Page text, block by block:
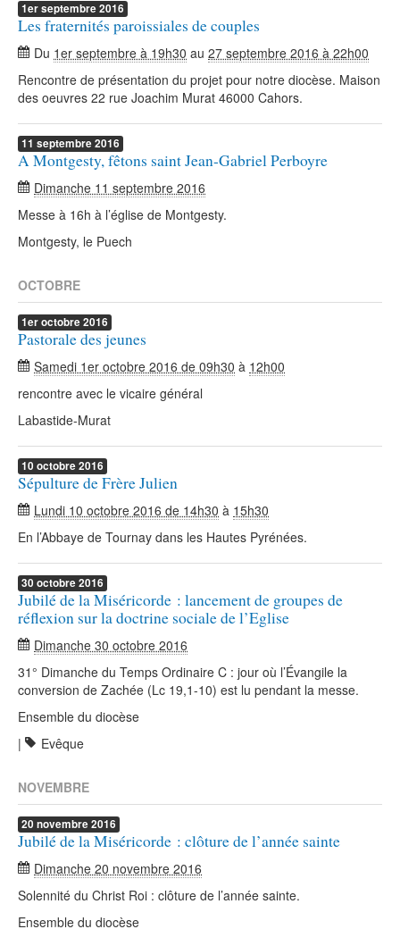
1erseptembre2016
Les fraternités paroissiales de couples
Du 1er septembre à 19h30 au 27 septembre 2016 à 22h00
Rencontre de présentation du projet pour notre diocèse. Maison
des oeuvres 22 rue Joachim Murat 46000 Cahors.
11 septembre2016
A Montgesty, fêtons saint Jean-Gabriel Perboyre
Dimanche 11 septembre 2016
Messe à 16h à l’église de Montgesty.
Montgesty, le Puech
OCTOBRE
1eroctobre2016
Pastorale des jeunes
Samedi 1er octobre 2016 de 09h30 à 12h00
rencontre avec le vicaire général
Labastide-Murat
10 octobre2016
Sépulture de Frère Julien
Lundi 10 octobre 2016 de 14h30 à 15h30
En l’Abbaye de Tournay dans les Hautes Pyrénées.
30 octobre2016
Jubilé de la Miséricorde : lancement de groupes de
réflexion sur la doctrine sociale de l’Eglise
Dimanche 30 octobre 2016
31° Dimanche du Temps Ordinaire C : jour où l’Évangile la
conversion de Zachée (Lc 19,1-10) est lu pendant la messe.
Ensemble du diocèse
|
Evêque
NOVEMBRE
20 novembre2016
Jubilé de la Miséricorde : clôture de l’année sainte
Dimanche 20 novembre 2016
Solennité du Christ Roi : clôture de l’année sainte.
Ensemble du diocèse